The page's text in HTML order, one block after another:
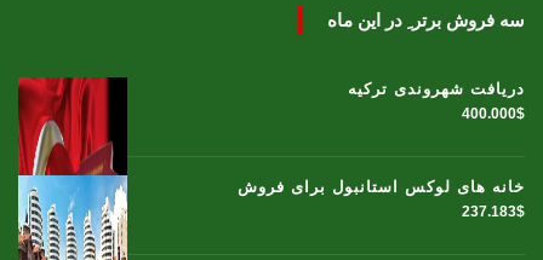
سه فروش برتر ِ در این ماه
دریافت شهروندی ترکیه
400.000$
خانه های لوکس استانبول برای فروش
237.183$